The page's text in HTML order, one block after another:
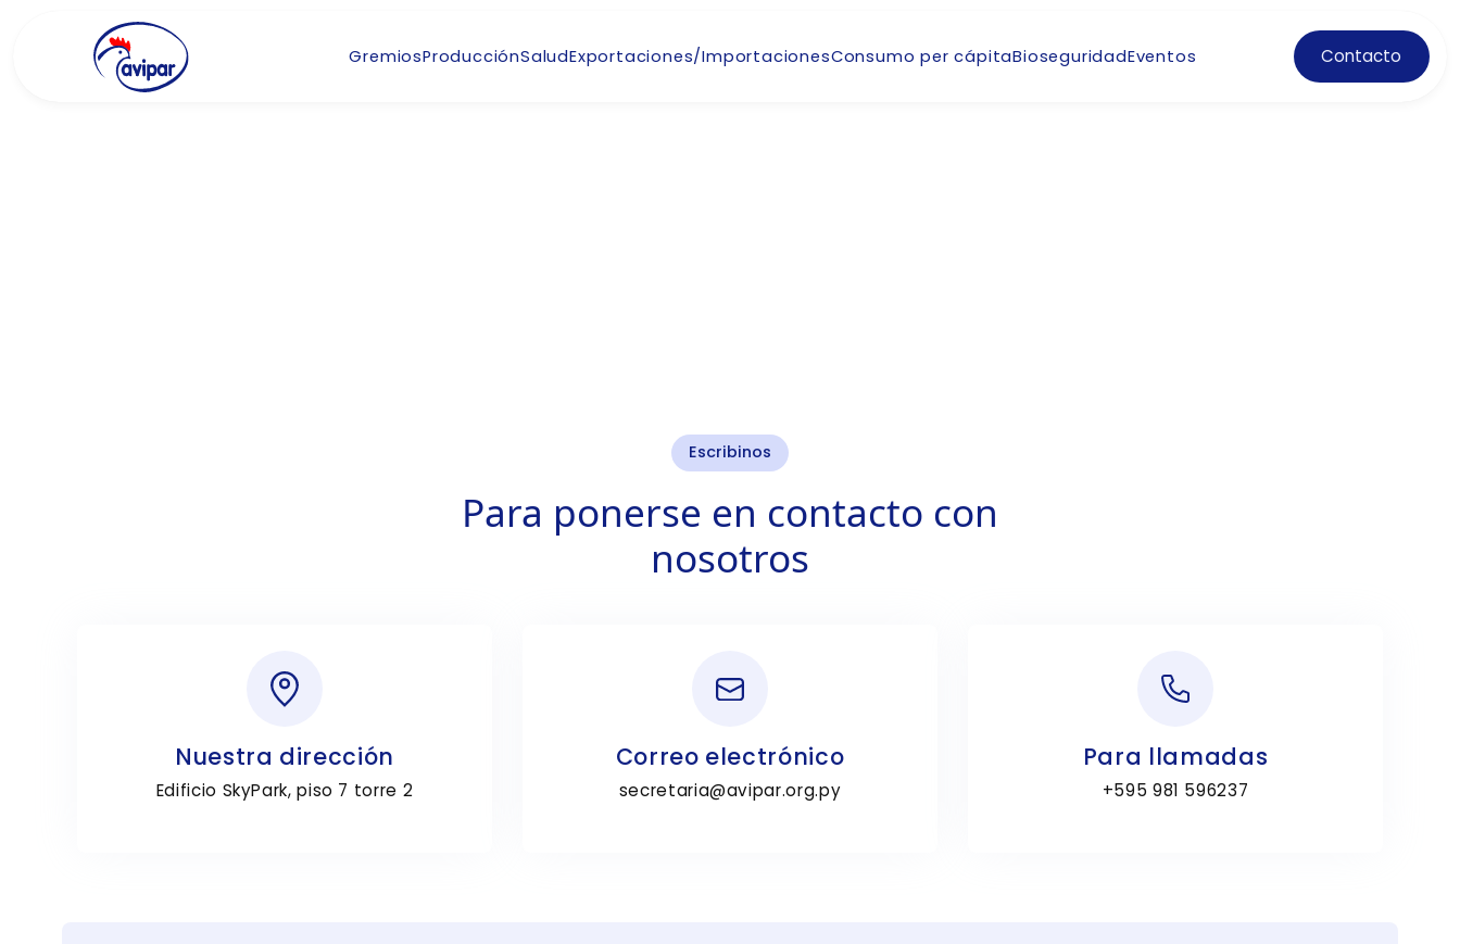
GremiosProducciónSaludExportaciones/ImportacionesConsumo per cápitaBioseguridadEventos Contacto
Escribinos
Para ponerse en contacto con
nosotros
Nuestra dirección
Edificio SkyPark, piso 7 torre 2
Correo electrónico
secretaria@avipar.org.py
Para llamadas
+595 981 596237